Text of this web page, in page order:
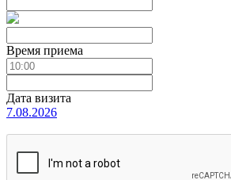
Время приема
Дата визита
7.08.2026